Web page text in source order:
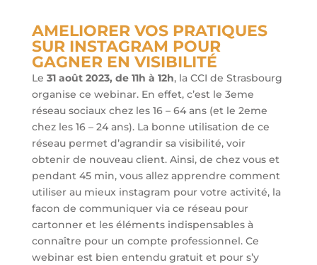
AMELIORER VOS PRATIQUES
SUR INSTAGRAM POUR
GAGNER EN VISIBILITÉ
Le 31 août 2023, de 11h à 12h, la CCI de Strasbourg
organise ce webinar. En effet, c’est le 3eme
réseau sociaux chez les 16 – 64 ans (et le 2eme
chez les 16 – 24 ans). La bonne utilisation de ce
réseau permet d’agrandir sa visibilité, voir
obtenir de nouveau client. Ainsi, de chez vous et
pendant 45 min, vous allez apprendre comment
utiliser au mieux instagram pour votre activité, la
facon de communiquer via ce réseau pour
cartonner et les éléments indispensables à
connaître pour un compte professionnel. Ce
webinar est bien entendu gratuit et pour s’y